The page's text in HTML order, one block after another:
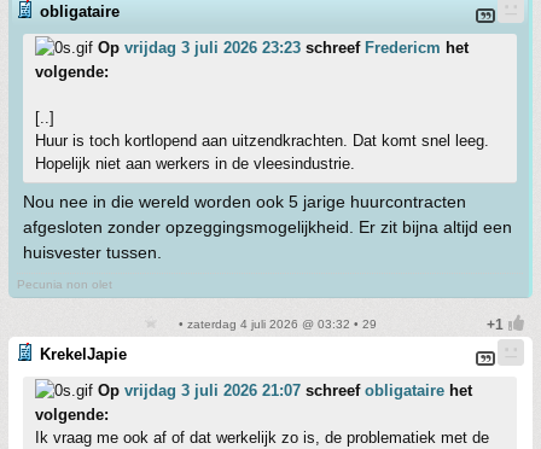
obligataire
Op vrijdag 3 juli 2026 23:23 schreef Fredericm het
volgende:
[..]
Huur is toch kortlopend aan uitzendkrachten. Dat komt snel leeg.
Hopelijk niet aan werkers in de vleesindustrie.
Nou nee in die wereld worden ook 5 jarige huurcontracten
afgesloten zonder opzeggingsmogelijkheid. Er zit bijna altijd een
huisvester tussen.
Pecunia non olet
• zaterdag 4 juli 2026 @ 03:32 • 29
KrekelJapie
Op vrijdag 3 juli 2026 21:07 schreef obligataire het
volgende:
Ik vraag me ook af of dat werkelijk zo is, de problematiek met de